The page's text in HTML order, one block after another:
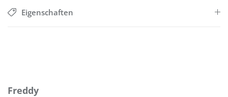
Eigenschaften
Produktgalerie überspringen
Freddy